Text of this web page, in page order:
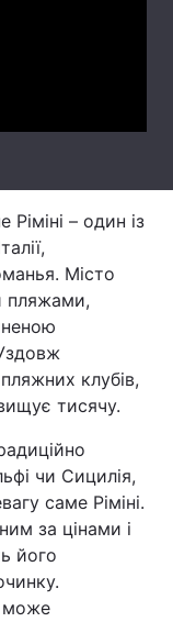
– один із
Місто
пляжами,
клубів,
тисячу.
чи Сицилія,
саме Ріміні.
за цінами і
його
може